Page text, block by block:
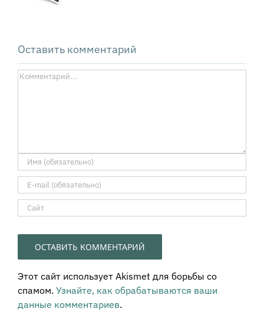
Оставить комментарий
Комментарий
Этот сайт использует Akismet для борьбы со
спамом. Узнайте, как обрабатываются ваши
данные комментариев.